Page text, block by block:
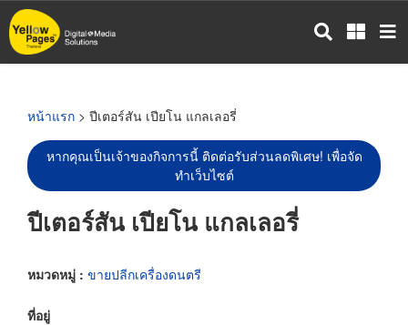
ข้าม
ไป
หน้าแรก > ปีเตอร์สัน เปียโน แกลเลอรี่
หากคุณเป็นเจ้าของกิจการนี้ ติดต่อรับส่วนลดพิเศษ! เพื่อจัด
ทำเว็บไซต์
ปีเตอร์สัน เปียโน แกลเลอรี่
หมวดหมู่ : ขายปลีกเครื่องดนตรี
ที่อยู่